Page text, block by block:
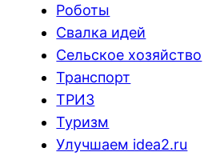
Роботы
Свалка идей
Сельское хозяйство
Транспорт
ТРИЗ
Туризм
Улучшаем idea2.ru